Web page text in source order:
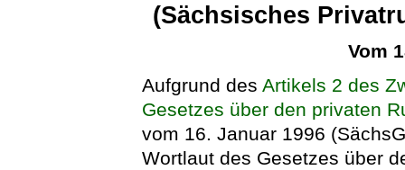
(Sächsisches
Vom
Aufgrund desArtikels 2 des
Gesetzes über den privaten
vom 16. Januar 1996
Wortlaut des Gesetzes über